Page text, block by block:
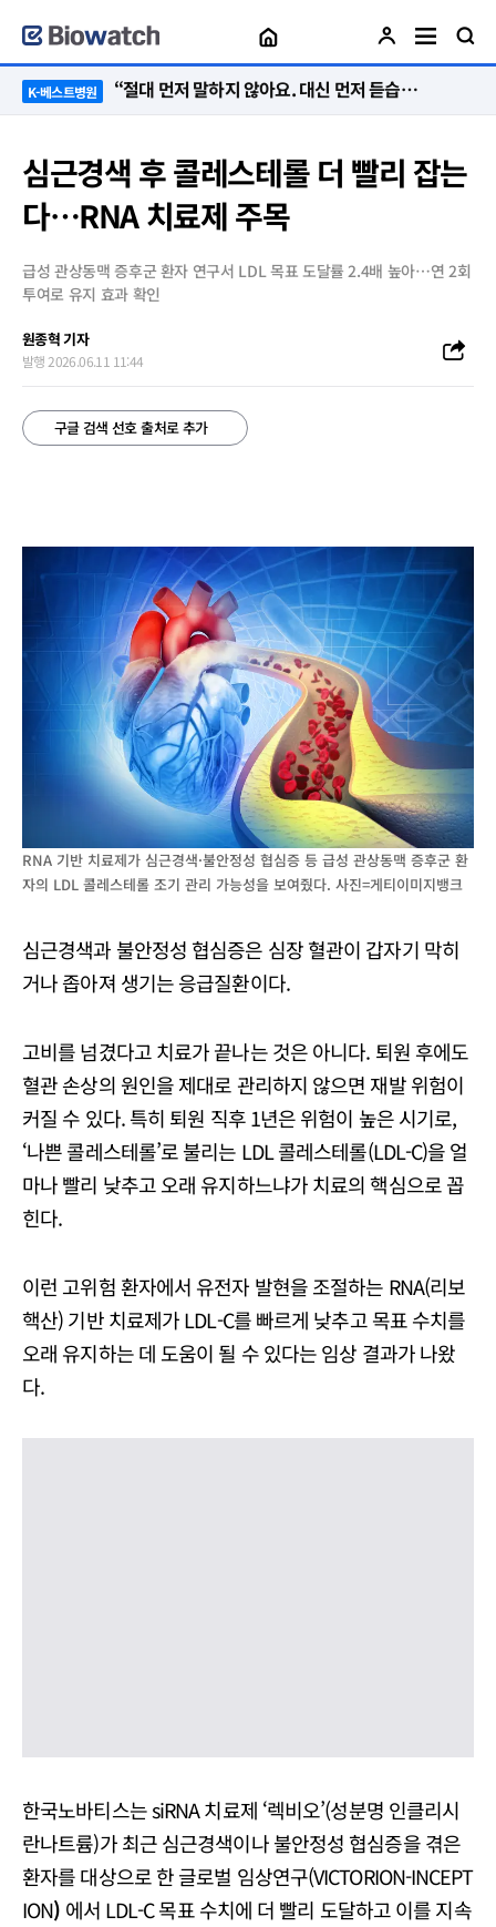
K-베스트병원 “절대 먼저 말하지 않아요. 대신 먼저 듣습니다”
심근경색 후 콜레스테롤 더 빨리 잡는
다…RNA 치료제 주목
급성 관상동맥 증후군 환자 연구서 LDL 목표 도달률 2.4배 높아…연 2회
투여로 유지 효과 확인
원종혁 기자
발행 2026.06.11 11:44
구글 검색 선호 출처로 추가
RNA 기반 치료제가 심근경색·불안정성 협심증 등 급성 관상동맥 증후군 환
자의 LDL 콜레스테롤 조기 관리 가능성을 보여줬다. 사진=게티이미지뱅크
심근경색과 불안정성 협심증은 심장 혈관이 갑자기 막히
거나 좁아져 생기는 응급질환이다.
고비를 넘겼다고 치료가 끝나는 것은 아니다. 퇴원 후에도
혈관 손상의 원인을 제대로 관리하지 않으면 재발 위험이
커질 수 있다. 특히 퇴원 직후 1년은 위험이 높은 시기로,
‘나쁜 콜레스테롤’로 불리는 LDL 콜레스테롤(LDL-C)을 얼
마나 빨리 낮추고 오래 유지하느냐가 치료의 핵심으로 꼽
힌다.
이런 고위험 환자에서 유전자 발현을 조절하는 RNA(리보
핵산) 기반 치료제가 LDL-C를 빠르게 낮추고 목표 수치를
오래 유지하는 데 도움이 될 수 있다는 임상 결과가 나왔
다.
한국노바티스는 siRNA 치료제 ‘렉비오’(성분명 인클리시
란나트륨)가 최근심근경색이나 불안정성 협심증을 겪은
환자를 대상으로 한 글로벌 임상연구(VICTORION-INCEPT
ION) 에서 LDL-C 목표 수치에 더 빨리 도달하고 이를 지속